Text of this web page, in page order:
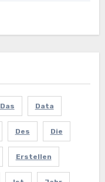
Das Data
Des Die
Erstellen